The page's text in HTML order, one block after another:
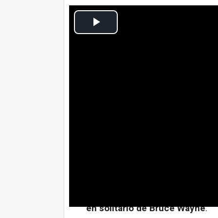
Cultura Ocio
Actualizado: miércoles, 28 junio 2017 12:31
en solitario de Bruce Wayne.